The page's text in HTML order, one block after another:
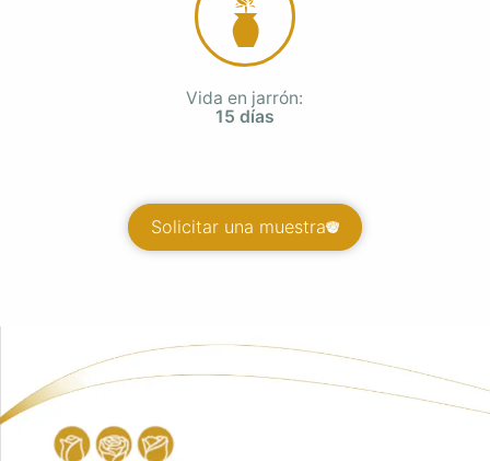
Vida en jarrón:
15 días
Solicitar una muestra